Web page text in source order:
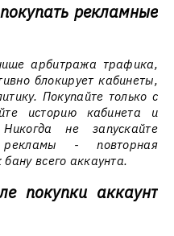
рекламные
арбитража трафика,
блокирует кабинеты,
Покупайте только с
историю кабинета и
не запускайте
рекламы - повторная
всего аккаунта.
покупки аккаунт